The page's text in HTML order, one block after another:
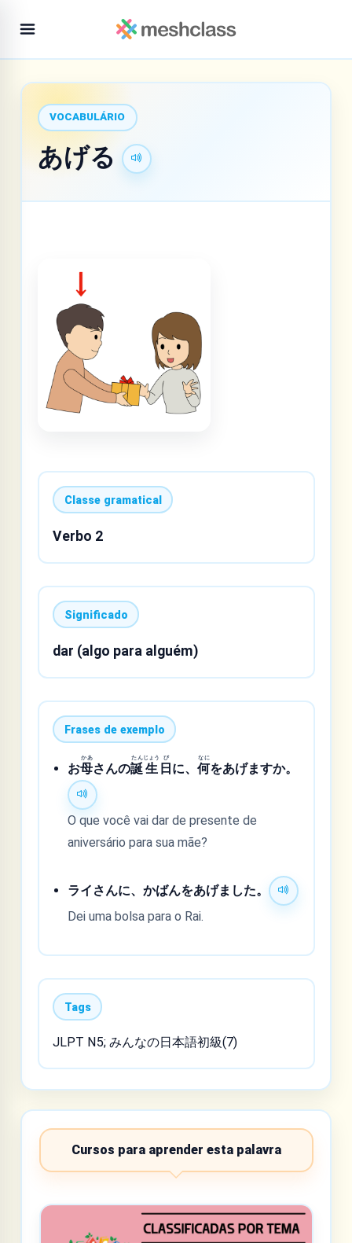
VOCABULÁRIO
あげる
Classe gramatical
Verbo 2
Significado
dar (algo para alguém)
Frases de exemplo
お母
かあ
さんの誕
たん
生
じょう
日
び
に、何
なに
をあげますか。
O que você vai dar de presente de
aniversário para sua mãe?
ライさんに、かばんをあげました。
Dei uma bolsa para o Rai.
Tags
JLPT N5; みんなの日本語初級(7)
Cursos para aprender esta palavra